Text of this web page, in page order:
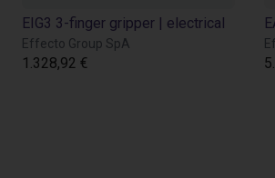
EIG3 3-finger gripper | electrical
Effecto Group SpA
1.328,92 €